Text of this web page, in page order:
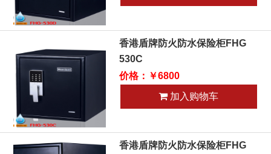
香港盾牌防火防水保险柜FHG
530C
价格：￥6800
加入购物车
香港盾牌防火防水保险柜FHG